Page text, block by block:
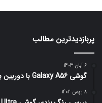
پربازدیدترین مطالب
6 آبان 1403
گوشی Galaxy A56 با دوربین بهتر همراه است
8 بهمن 1402